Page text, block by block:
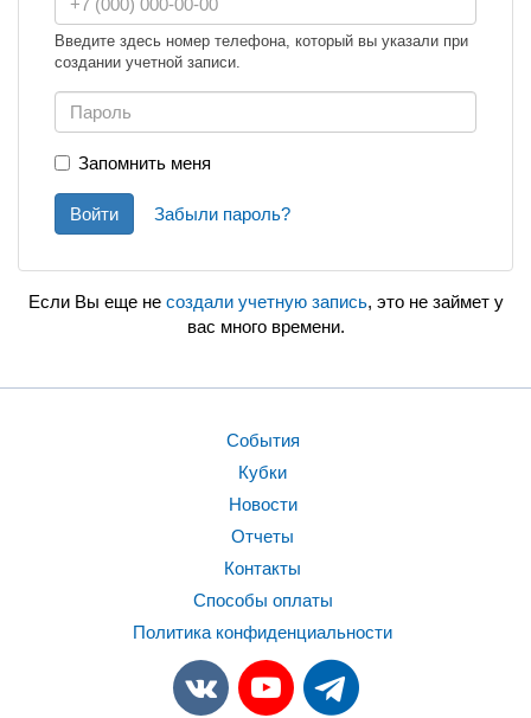
Введите здесь номер телефона, который вы указали при
создании учетной записи.
Запомнить меня
Войти Забыли пароль?
Если Вы еще не создали учетную запись, это не займет у
вас много времени.
События
Кубки
Новости
Отчеты
Контакты
Способы оплаты
Политика конфиденциальности